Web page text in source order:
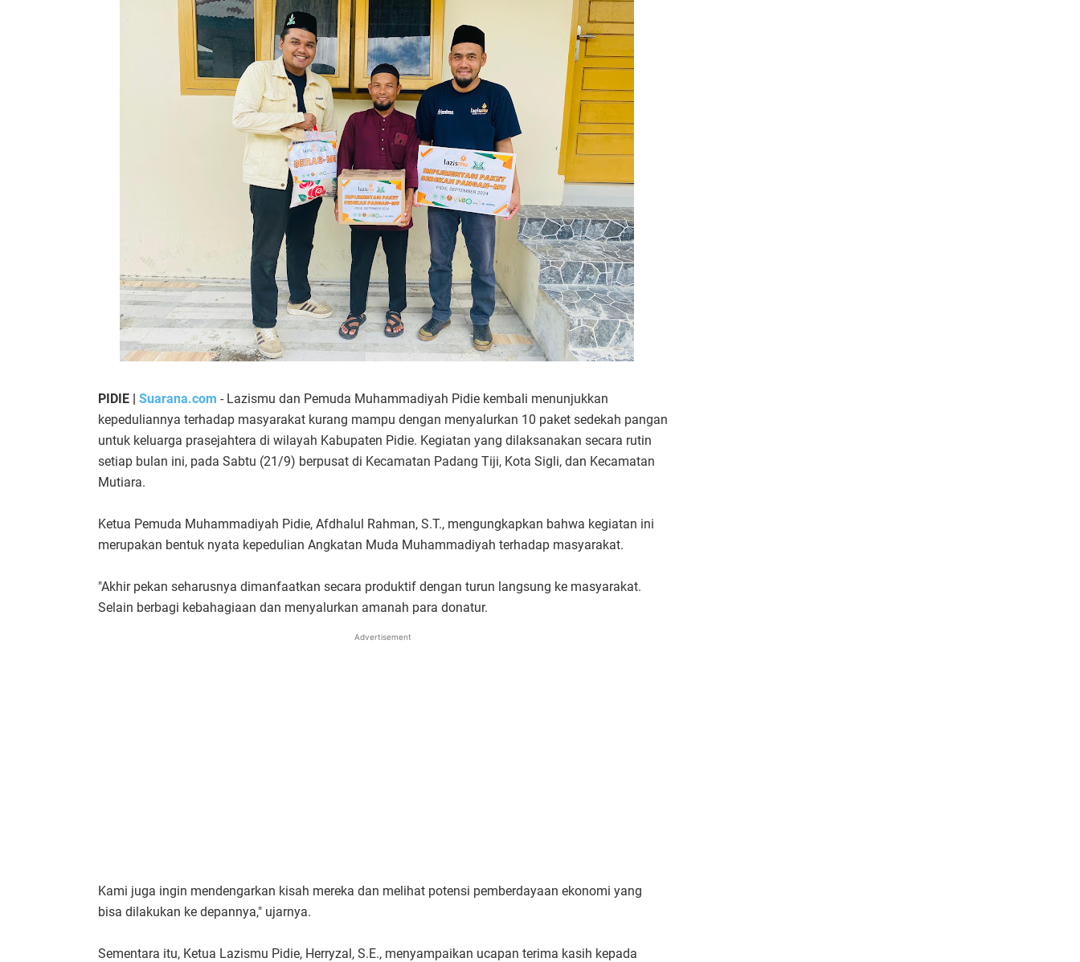
PIDIE | Suarana.com - Lazismu dan Pemuda Muhammadiyah Pidie kembali menunjukkan
kepeduliannya terhadap masyarakat kurang mampu dengan menyalurkan 10 paket sedekah pangan
untuk keluarga prasejahtera di wilayah Kabupaten Pidie. Kegiatan yang dilaksanakan secara rutin
setiap bulan ini, pada Sabtu (21/9) berpusat di Kecamatan Padang Tiji, Kota Sigli, dan Kecamatan
Mutiara.
Ketua Pemuda Muhammadiyah Pidie, Afdhalul Rahman, S.T., mengungkapkan bahwa kegiatan ini
merupakan bentuk nyata kepedulian Angkatan Muda Muhammadiyah terhadap masyarakat.
"Akhir pekan seharusnya dimanfaatkan secara produktif dengan turun langsung ke masyarakat.
Selain berbagi kebahagiaan dan menyalurkan amanah para donatur.
Advertisement
Kami juga ingin mendengarkan kisah mereka dan melihat potensi pemberdayaan ekonomi yang
bisa dilakukan ke depannya," ujarnya.
Sementara itu, Ketua Lazismu Pidie, Herryzal, S.E., menyampaikan ucapan terima kasih kepada